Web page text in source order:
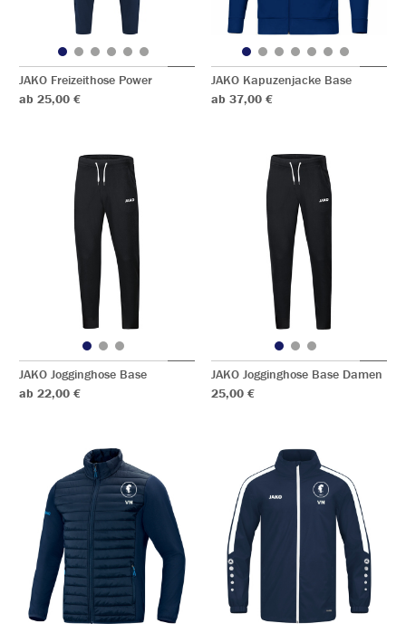
JAKO Freizeithose Power
ab 25,00 €
JAKO Kapuzenjacke Base
ab 37,00 €
JAKO Jogginghose Base
ab 22,00 €
JAKO Jogginghose Base Damen
25,00 €